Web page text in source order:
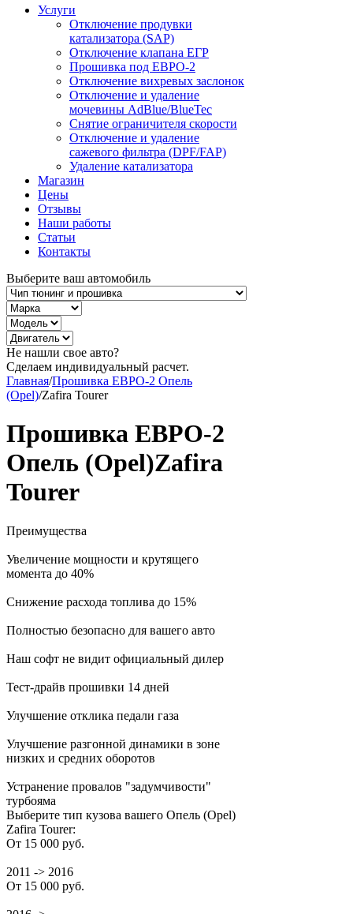
Услуги
Отключение продувки
катализатора (SAP)
Отключение клапана ЕГР
Прошивка под ЕВРО-2
Отключение вихревых заслонок
Отключение и удаление
мочевины AdBlue/BlueTec
Снятие ограничителя скорости
Отключение и удаление
сажевого фильтра (DPF/FAP)
Удаление катализатора
Магазин
Цены
Отзывы
Наши работы
Статьи
Контакты
Выберите ваш автомобиль
Не нашли свое авто?
Сделаем индивидуальный расчет.
Главная/Прошивка ЕВРО-2 Опель
(Opel)/Zafira Tourer
Прошивка ЕВРО-2
Опель (Opel)Zafira
Tourer
Преимущества
Увеличение мощности и крутящего
момента до 40%
Снижение расхода топлива до 15%
Полностью безопасно для вашего авто
Наш софт не видит официальный дилер
Тест-драйв прошивки 14 дней
Улучшение отклика педали газа
Улучшение разгонной динамики в зоне
низких и средних оборотов
Устранение провалов "задумчивости"
турбояма
Выберите тип кузова вашего Опель (Opel)
Zafira Tourer:
От 15 000 руб.
2011 -> 2016
От 15 000 руб.